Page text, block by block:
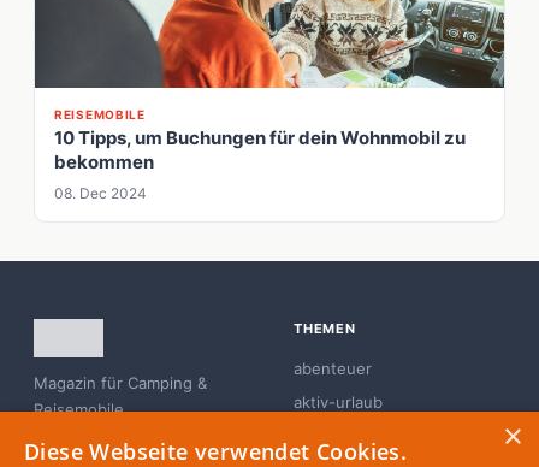
REISEMOBILE
10 Tipps, um Buchungen für dein Wohnmobil zu
bekommen
08. Dec 2024
Magazin für Camping &
Reisemobile
THEMEN
abenteuer
aktiv-urlaub
×
Diese Webseite verwendet Cookies.